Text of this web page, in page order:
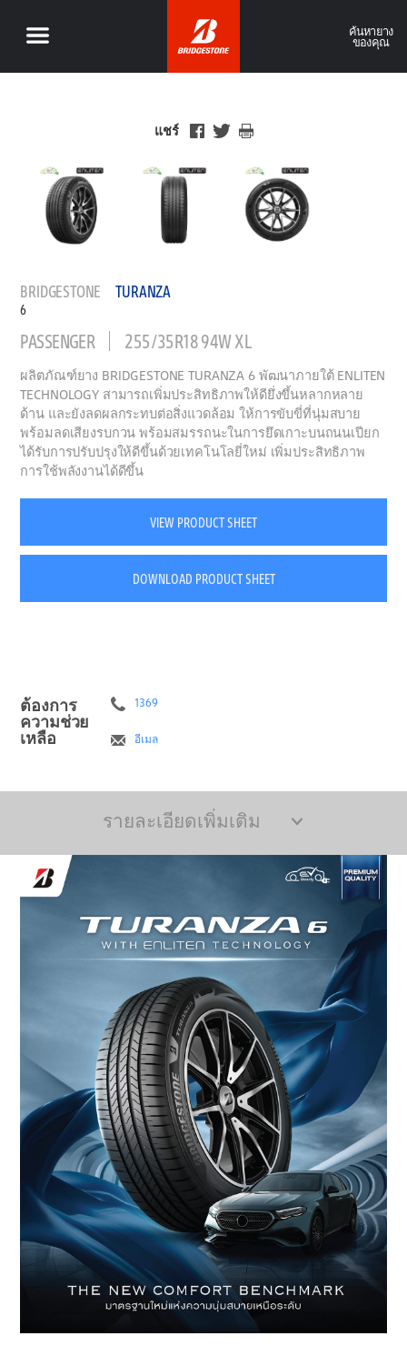
ค้นหายาง
ของคุณ
แชร์
BRIDGESTONE TURANZA
6
PASSENGER 255/35R18 94W XL
ผลิตภัณฑ์ยาง BRIDGESTONE TURANZA 6 พัฒนาภายใต้ ENLITEN
TECHNOLOGY สามารถเพิ่มประสิทธิภาพให้ดียึ่งขึ้นหลากหลาย
ด้าน และยังลดผลกระทบต่อสิ่งแวดล้อม ให้การขับขี่ที่นุ่มสบาย
พร้อมลดเสียงรบกวน พร้อมสมรรถนะในการยึดเกาะบนถนนเปียก
ได้รับการปรับปรุงให้ดีขึ้นด้วยเทคโนโลยี่ใหม่ เพิ่มประสิทธิภาพ
การใช้พลังงานได้ดีขึ้น
VIEW PRODUCT SHEET
DOWNLOAD PRODUCT SHEET
ต้องการ
ความช่วย
เหลือ
1369
อีเมล
รายละเอียดเพิ่มเติม